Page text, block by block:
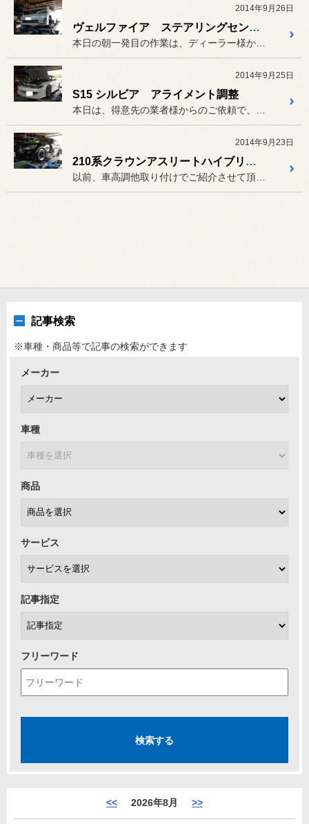
2014年9月26日
ヴェルファイア ステアリングセンターずれ
2014年9月25日
S15 シルビア アライメント調整
2014年9月23日
210系クラウンアスリートハイブリッド 車高調整＆アライメント
記事検索
※車種・商品等で記事の検索ができます
メーカー
車種
商品
サービス
記事指定
フリーワード
<< 2026年8月 >>